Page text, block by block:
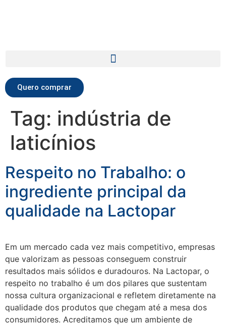
Quero comprar
Tag: indústria de
laticínios
Respeito no Trabalho: o
ingrediente principal da
qualidade na Lactopar
Em um mercado cada vez mais competitivo, empresas
que valorizam as pessoas conseguem construir
resultados mais sólidos e duradouros. Na Lactopar, o
respeito no trabalho é um dos pilares que sustentam
nossa cultura organizacional e refletem diretamente na
qualidade dos produtos que chegam até a mesa dos
consumidores. Acreditamos que um ambiente de